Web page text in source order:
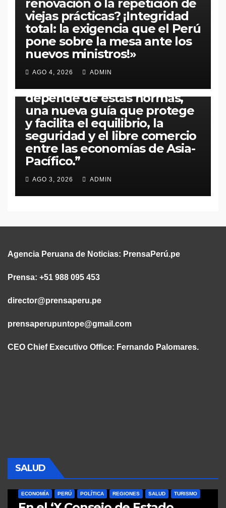
renovación o la repetición de
viejas prácticas? ¡Integridad
total: la exigencia que el Perú
pone sobre la mesa ante los
nuevos ministros!»
AGO 4, 2026 ADMIN
ECONOMÍA MUNDO PERÚ POLÍTICA
“APEC pone orden en las
reglas del comercio: el 80 %
depende de estas normas,
una nueva guía que protege
y facilita el equilibrio, la
seguridad y el libre comercio
entre las economías de Asia-
Pacífico.”​
AGO 3, 2026 ADMIN
Agencia Peruana de Noticias: PrensaPerú.pe
Prensa: +51 988 095 453
director@prensaperu.pe
prensaperupuntope@gmail.com
CEO Chief Executivo Office: Fernando Palomares.
SALUD
ECONOMÍA PERÚ POLÍTICA REGIONES SALUD TURISMO